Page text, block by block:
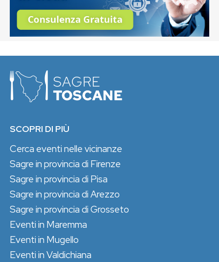
SCOPRI DI PIÙ
Cerca eventi nelle vicinanze
Sagre in provincia di Firenze
Sagre in provincia di Pisa
Sagre in provincia di Arezzo
Sagre in provincia di Grosseto
Eventi in Maremma
Eventi in Mugello
Eventi in Valdichiana